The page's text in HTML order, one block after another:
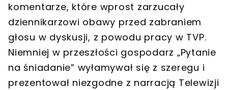
komentarze, które wprost zarzucały
dziennikarzowi obawy przed zabraniem
głosu w dyskusji, z powodu pracy w TVP.
Niemniej w przeszłości gospodarz „Pytanie
na śniadanie” wyłamywał się z szeregu i
prezentował niezgodne z narracją Telewizji